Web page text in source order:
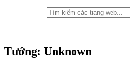
Tướng: Unknown